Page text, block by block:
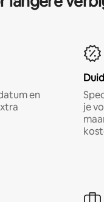
en
je